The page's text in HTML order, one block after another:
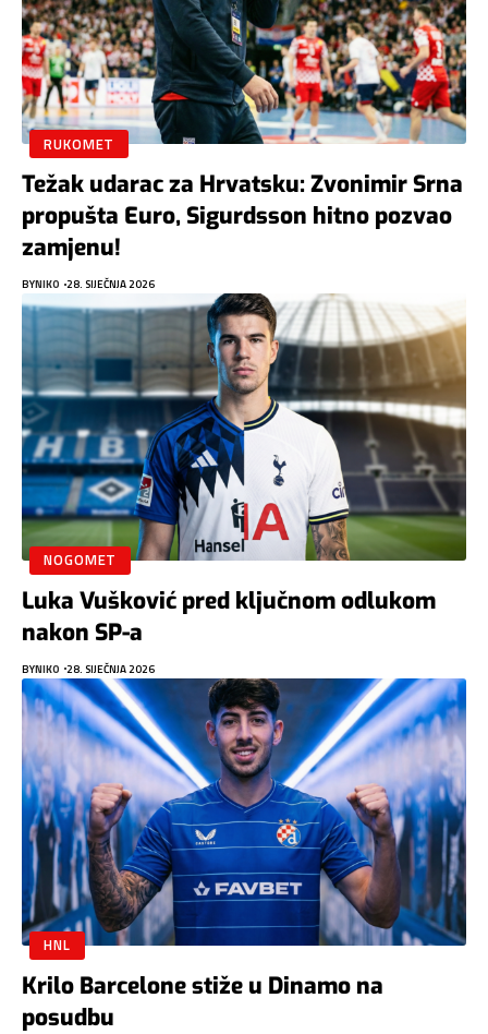
RUKOMET
Težak udarac za Hrvatsku: Zvonimir Srna
propušta Euro, Sigurdsson hitno pozvao
zamjenu!
BYNIKO 28. SIJEČNJA 2026
NOGOMET
Luka Vušković pred ključnom odlukom
nakon SP-a
BYNIKO 28. SIJEČNJA 2026
HNL
Krilo Barcelone stiže u Dinamo na
posudbu